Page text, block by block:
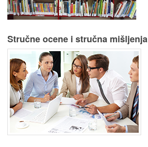
Stručne ocene i stručna mišljenja